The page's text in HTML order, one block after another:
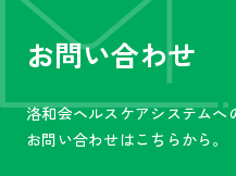
開示を請求すること
その情報の利用目的
ができます。
開示の結果、個人情
ことができます。
お問い合わせ
洛和会ヘルスケアシステムへ
お問い合わせはこちらから。